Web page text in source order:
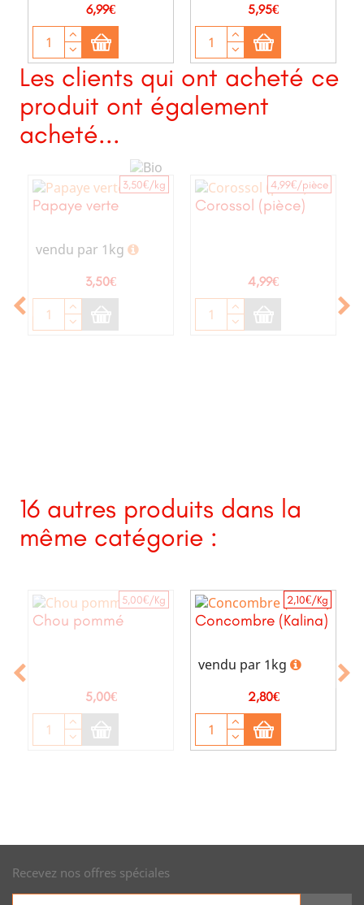
Prix
6,99€ Prix
5,95€
Les clients qui ont acheté ce
produit ont également
acheté...
Papaye verte
3,50€/kg
vendu par 1kg
Prix
3,50€
Corossol (pièce)
4,99€/pièce
Prix
4,99€
16 autres produits dans la
même catégorie :
Chou pommé
5,00€/Kg
Prix
5,00€
Concombre (Kalina)
2,10€/Kg
vendu par 1kg
Prix
2,80€
Recevez nos offres spéciales